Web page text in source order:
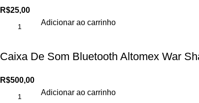
R$25,00
Adicionar ao carrinho
Caixa De Som Bluetooth Altomex War
R$500,00
Adicionar ao carrinho